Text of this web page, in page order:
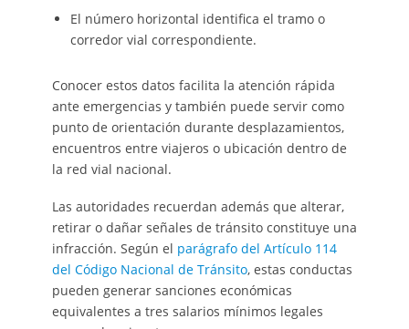
El número horizontal identifica el tramo o
corredor vial correspondiente.
Conocer estos datos facilita la atención rápida
ante emergencias y también puede servir como
punto de orientación durante desplazamientos,
encuentros entre viajeros o ubicación dentro de
la red vial nacional.
Las autoridades recuerdan además que alterar,
retirar o dañar señales de tránsito constituye una
infracción. Según el parágrafo del Artículo 114
del Código Nacional de Tránsito, estas conductas
pueden generar sanciones económicas
equivalentes a tres salarios mínimos legales